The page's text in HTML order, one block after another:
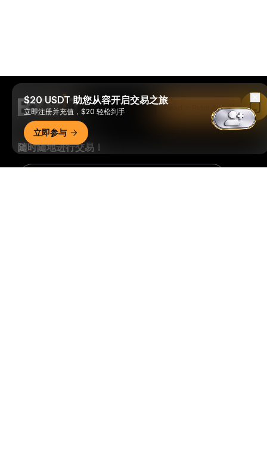
随时随地进行交易！
$20 USDT 助您从容开启交易之旅
立即注册并充值，$20 轻松到手
立即参与
Read in Bybit App